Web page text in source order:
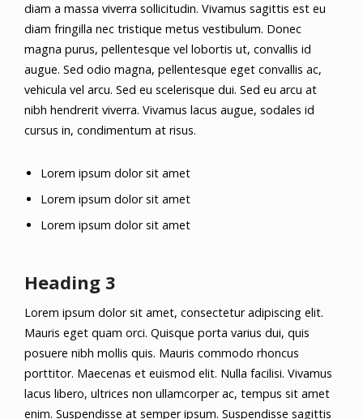
diam a massa viverra sollicitudin. Vivamus sagittis est eu
diam fringilla nec tristique metus vestibulum. Donec
magna purus, pellentesque vel lobortis ut, convallis id
augue. Sed odio magna, pellentesque eget convallis ac,
vehicula vel arcu. Sed eu scelerisque dui. Sed eu arcu at
nibh hendrerit viverra. Vivamus lacus augue, sodales id
cursus in, condimentum at risus.
Lorem ipsum dolor sit amet
Lorem ipsum dolor sit amet
Lorem ipsum dolor sit amet
Heading 3
Lorem ipsum dolor sit amet, consectetur adipiscing elit.
Mauris eget quam orci. Quisque porta varius dui, quis
posuere nibh mollis quis. Mauris commodo rhoncus
porttitor. Maecenas et euismod elit. Nulla facilisi. Vivamus
lacus libero, ultrices non ullamcorper ac, tempus sit amet
enim. Suspendisse at semper ipsum. Suspendisse sagittis